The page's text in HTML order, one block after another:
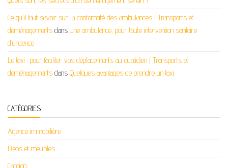
Ce qu'il faut savoir sur la conformité des ambulances | Transports et
déménagements dans Une ambulance, pour toute intervention sanitaire
d’urgence
Le taxi : pour faciliter vos déplacements au quotidien | Transports et
déménagements dans Quelques avantages de prendre un taxi
CATÉGORIES
Agence immobilière
Biens et meubles
Camion